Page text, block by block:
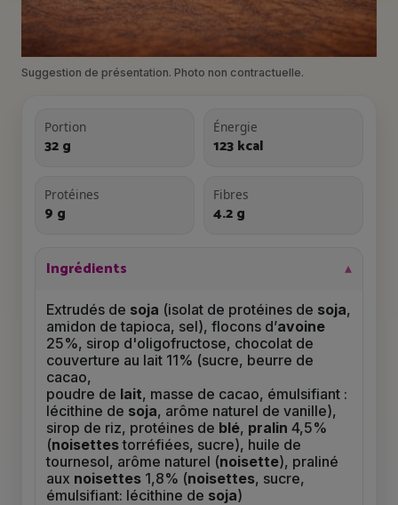
Suggestion de présentation. Photo non contractuelle.
Portion
32 g
Énergie
123 kcal
Protéines
9 g
Fibres
4.2 g
Ingrédients
Extrudés de soja (isolat de protéines de soja,
amidon de tapioca, sel), flocons d’avoine
25%, sirop d'oligofructose, chocolat de
couverture au lait 11% (sucre, beurre de
cacao,
poudre de lait, masse de cacao, émulsifiant :
lécithine de soja, arôme naturel de vanille),
sirop de riz, protéines de blé, pralin 4,5%
(noisettestorréfiées, sucre), huile de
tournesol, arôme naturel (noisette), praliné
aux noisettes 1,8% (noisettes, sucre,
émulsifiant: lécithine de soja)